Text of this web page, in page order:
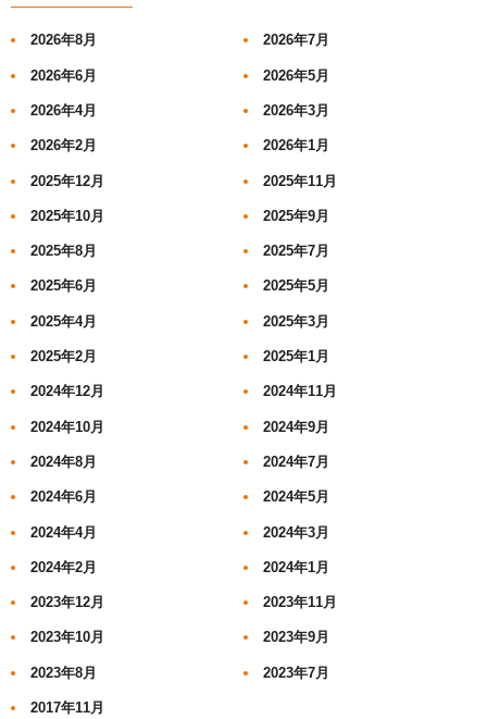
2026年8月 2026年7月
2026年6月 2026年5月
2026年4月 2026年3月
2026年2月 2026年1月
2025年12月 2025年11月
2025年10月 2025年9月
2025年8月 2025年7月
2025年6月 2025年5月
2025年4月 2025年3月
2025年2月 2025年1月
2024年12月 2024年11月
2024年10月 2024年9月
2024年8月 2024年7月
2024年6月 2024年5月
2024年4月 2024年3月
2024年2月 2024年1月
2023年12月 2023年11月
2023年10月 2023年9月
2023年8月 2023年7月
2017年11月